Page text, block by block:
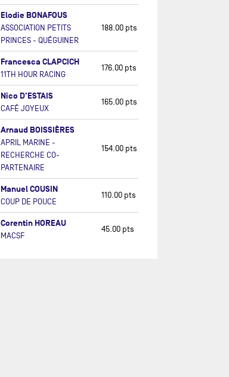
Elodie BONAFOUS
ASSOCIATION PETITS
PRINCES - QUÉGUINER
188.00 pts
Francesca CLAPCICH
11TH HOUR RACING
176.00 pts
Nico D'ESTAIS
CAFÉ JOYEUX
165.00 pts
Arnaud BOISSIÈRES
APRIL MARINE -
RECHERCHE CO-
PARTENAIRE
154.00 pts
Manuel COUSIN
COUP DE POUCE
110.00 pts
Corentin HOREAU
MACSF
45.00 pts